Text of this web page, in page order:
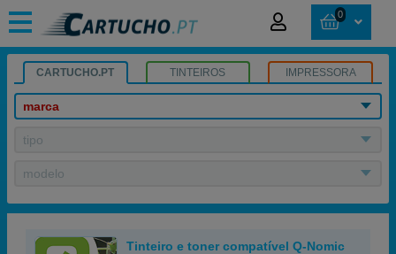
0
CARTUCHO.PT TINTEIROS IMPRESSORA
marca
tipo
modelo
Tinteiro e toner compatível Q-Nomic